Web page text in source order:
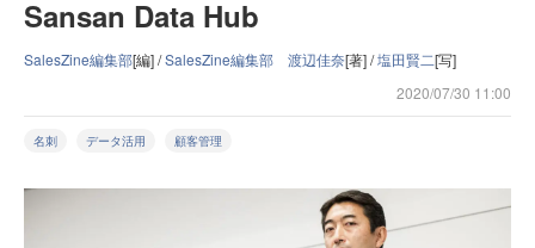
Sansan Data Hub
SalesZine編集部[編] /SalesZine編集部 渡辺佳奈[著] /塩田賢二[写]
2020/07/30 11:00
名刺 データ活用 顧客管理